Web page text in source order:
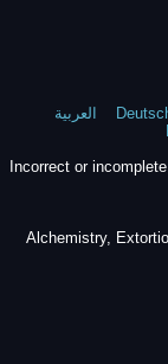
العربية
Incorrect or
Alchemistry,